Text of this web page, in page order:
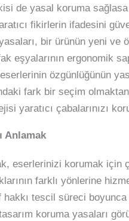
de yasal koruma
fikirlerin ifadesini
bir ürünün yeni ve
eşyalarının ergonomik
özgünlüğünün
fark bir seçim
yaratıcı çabalarınızı
Anlamak
eserlerinizi korumak için
farklı yönlerine
tescil süreci
koruma yasaları